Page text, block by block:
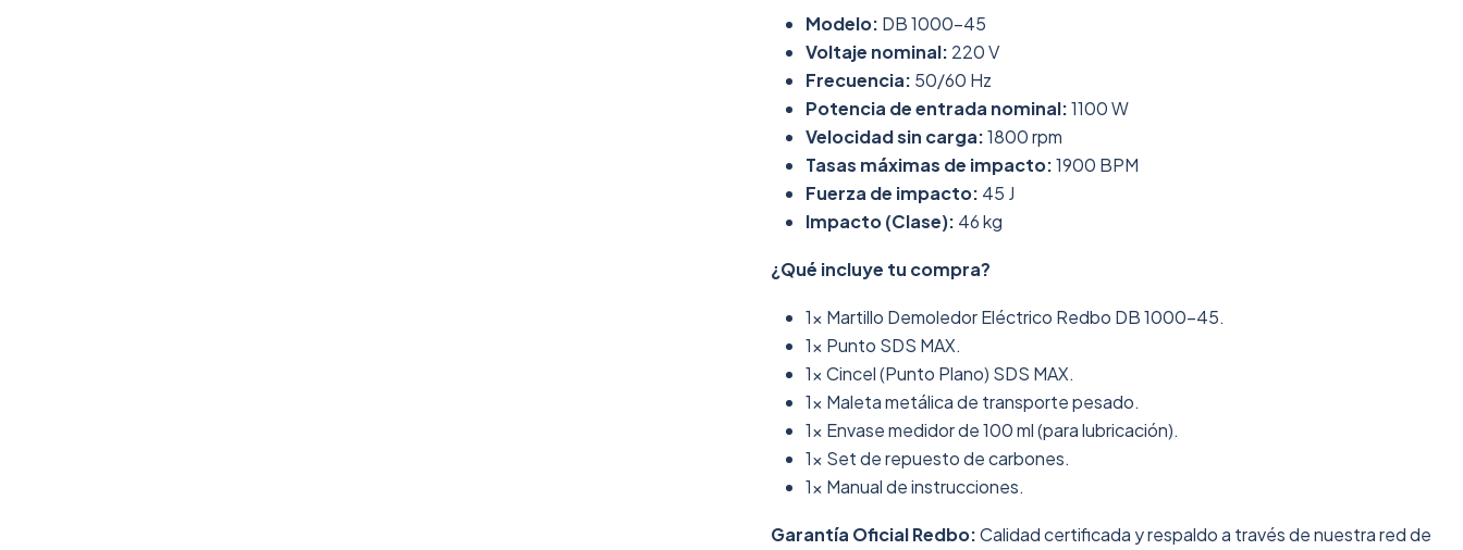
Modelo: DB 1000-45
Voltaje nominal: 220 V
Frecuencia: 50/60 Hz
Potencia de entrada nominal:1100 W
Velocidad sin carga:1800 rpm
Tasas máximas de impacto:1900 BPM
Fuerza de impacto: 45 J
Impacto (Clase): 46 kg
¿Qué incluye tu compra?
1x Martillo Demoledor Eléctrico Redbo DB 1000-45.
1x Punto SDS MAX.
1x Cincel (Punto Plano) SDS MAX.
1x Maleta metálica de transporte pesado.
1x Envase medidor de 100 ml (para lubricación).
1x Set de repuesto de carbones.
1x Manual de instrucciones.
Garantía Oficial Redbo:Calidad certificada y respaldo a través de nuestra red de